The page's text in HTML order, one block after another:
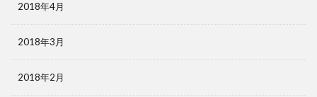
2018年4月
2018年3月
2018年2月